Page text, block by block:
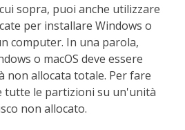
sopra, puoi anche utilizzare
per installare Windows o
computer. In una parola,
o macOS deve essere
non allocata totale. Per fare
tutte le partizioni su un'unità
non allocato.